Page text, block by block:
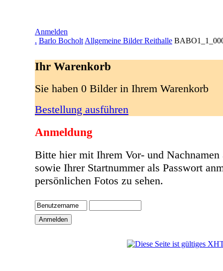
Anmelden
. Barlo Bocholt Allgemeine Bilder Reithalle
Ihr Warenkorb
Sie haben 0 Bilder in Ihrem Warenkorb
Bestellung ausführen
Anmeldung
Bitte hier mit Ihrem Vor- und Nachnamen
sowie Ihrer Startnummer als Passwort
persönlichen Fotos zu sehen.